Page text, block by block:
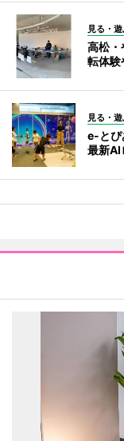
見る・
高松
転体験
見る・
e-とぴ
最新AI